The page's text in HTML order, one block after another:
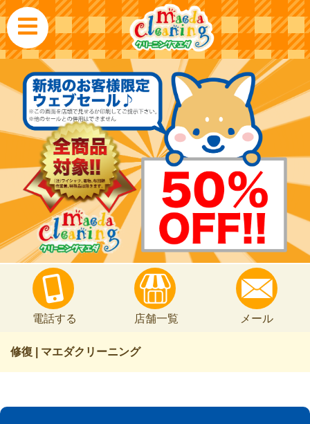
電話する 店舗一覧 メール
修復 | マエダクリーニング